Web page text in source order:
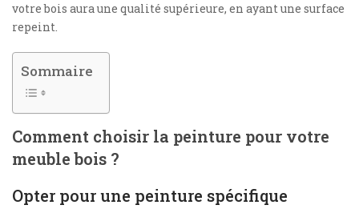
votre bois aura une qualité supérieure, en ayant une surface
repeint.
Sommaire
Comment choisir la peinture pour votre
meuble bois ?
Opter pour une peinture spécifique